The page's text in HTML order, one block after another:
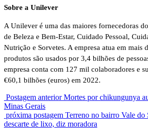
Sobre a Unilever
A Unilever é uma das maiores fornecedoras
de Beleza e Bem-Estar, Cuidado Pessoal,
Nutrição e Sorvetes. A empresa atua em mais
produtos são usados por 3,4 bilhões de
empresa conta com 127 mil colaboradores e
€60,1 bilhões (euros) em 2022.
Postagem anterior Mortes por chikungunya
Minas Gerais
próxima postagem Terreno no bairro Vale do
descarte de lixo, diz moradora